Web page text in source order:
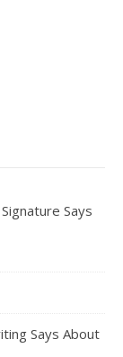
Says
Says About